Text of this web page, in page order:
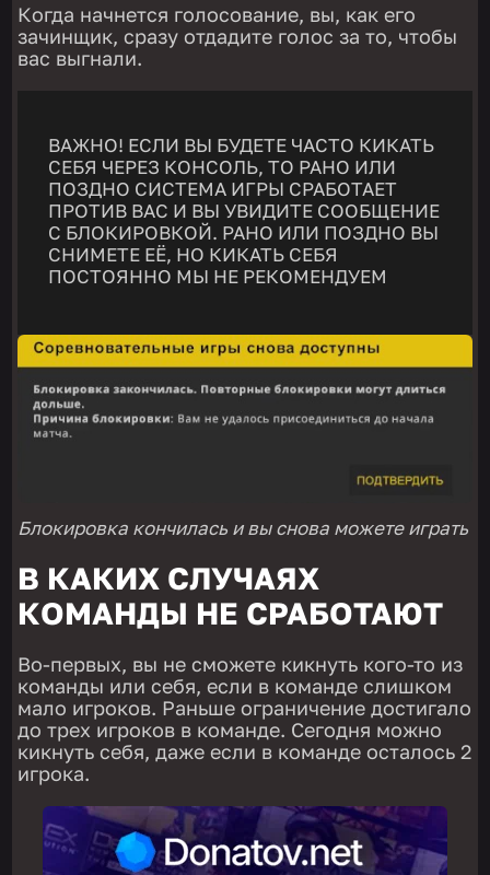
Когда начнется голосование, вы, как его
зачинщик, сразу отдадите голос за то, чтобы
вас выгнали.
ВАЖНО! ЕСЛИ ВЫ БУДЕТЕ ЧАСТО КИКАТЬ
СЕБЯ ЧЕРЕЗ КОНСОЛЬ, ТО РАНО ИЛИ
ПОЗДНО СИСТЕМА ИГРЫ СРАБОТАЕТ
ПРОТИВ ВАС И ВЫ УВИДИТЕ СООБЩЕНИЕ
С БЛОКИРОВКОЙ. РАНО ИЛИ ПОЗДНО ВЫ
СНИМЕТЕ ЕЁ, НО КИКАТЬ СЕБЯ
ПОСТОЯННО МЫ НЕ РЕКОМЕНДУЕМ
Блокировка кончилась и вы снова можете играть
В КАКИХ СЛУЧАЯХ
КОМАНДЫ НЕ СРАБОТАЮТ
Во-первых, вы не сможете кикнуть кого-то из
команды или себя, если в команде слишком
мало игроков. Раньше ограничение достигало
до трех игроков в команде. Сегодня можно
кикнуть себя, даже если в команде осталось 2
игрока.